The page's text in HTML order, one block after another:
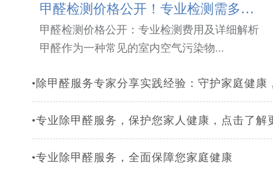
甲醛检测价格公开！专业检测需多少钱？
甲醛检测价格公开：专业检测费用及详细解析
甲醛作为一种常见的室内空气污染物...
•除甲醛服务专家分享实践经验：守护家庭健康
•专业除甲醛服务，保护您家人健康，点击了解
•专业除甲醛服务，全面保障您家庭健康